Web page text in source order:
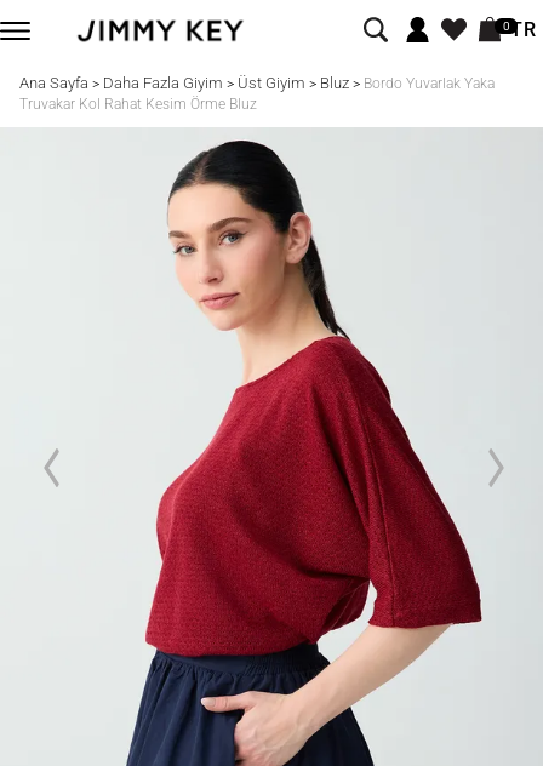
0TR
Ana Sayfa > Daha Fazla Giyim > Üst Giyim > Bluz> Bordo Yuvarlak Yaka
Truvakar Kol Rahat Kesim Örme Bluz